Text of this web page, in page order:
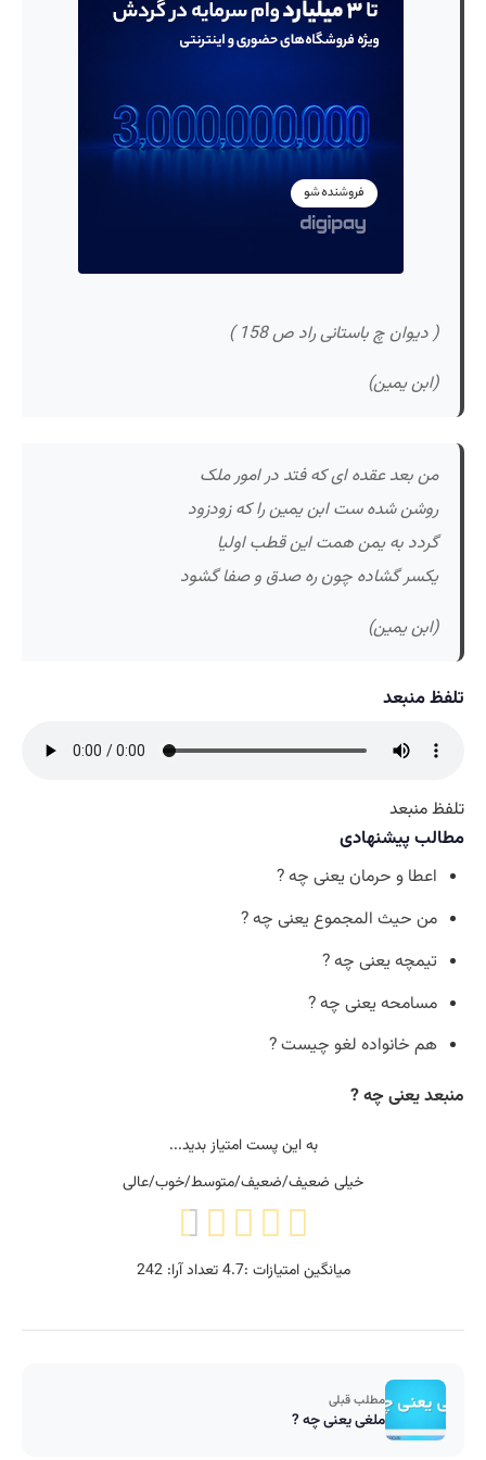
( دیوان چ باستانی راد ص 158 )
(ابن یمین)
من بعد عقده ای که فتد در امور ملک
روشن شده ست ابن یمین را که زودزود
گردد به یمن همت این قطب اولیا
یکسر گشاده چون ره صدق و صفا گشود
(ابن یمین)
تلفظ منبعد
تلفظ منبعد
مطالب پیشنهادی
اعطا و حرمان یعنی چه ?
من حیث المجموع یعنی چه ?
تیمچه یعنی چه ?
مسامحه یعنی چه ?
هم خانواده لغو چیست ?
منبعد یعنی چه ?
به این پست امتیاز بدید...
خیلی ضعیف/ضعیف/متوسط/خوب/عالی
میانگین امتیازات :4.7تعداد آرا:242
مطلب قبلی
ملغی یعنی چه ?